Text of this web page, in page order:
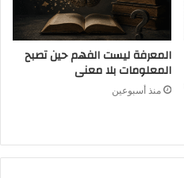
المعرفة ليست الفهم حين تصبح
المعلومات بلا معنى
منذ أسبوعين